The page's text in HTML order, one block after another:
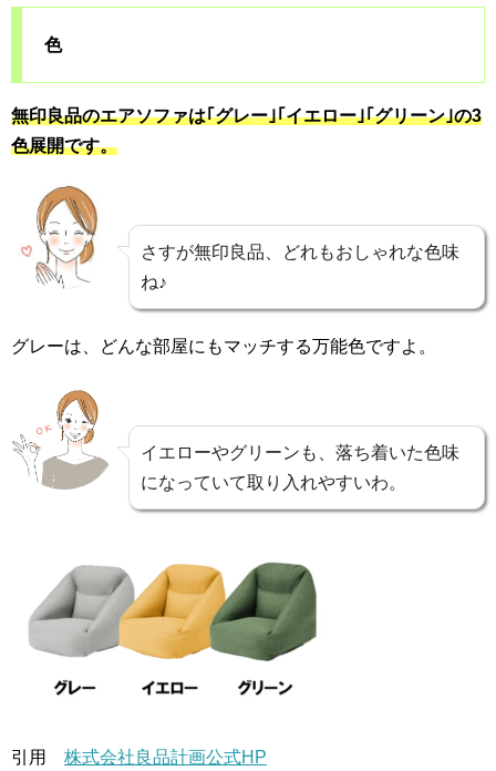
色
無印良品のエアソファは｢グレー｣｢イエロー｣｢グリーン｣の3
色展開です。
さすが無印良品、どれもおしゃれな色味
ね♪
グレーは、どんな部屋にもマッチする万能色ですよ。
イエローやグリーンも、落ち着いた色味
になっていて取り入れやすいわ。
引用 株式会社良品計画公式HP